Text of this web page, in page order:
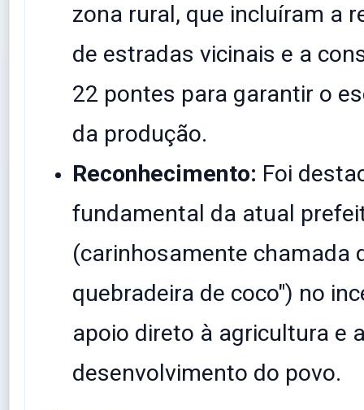
zona rural, que incluíram a
de estradas vicinais e a
22 pontes para garantir o
da produção.
Reconhecimento: Foi
fundamental da atual
(carinhosamente chamada
quebradeira de coco") no
apoio direto à agricultura e
desenvolvimento do povo.